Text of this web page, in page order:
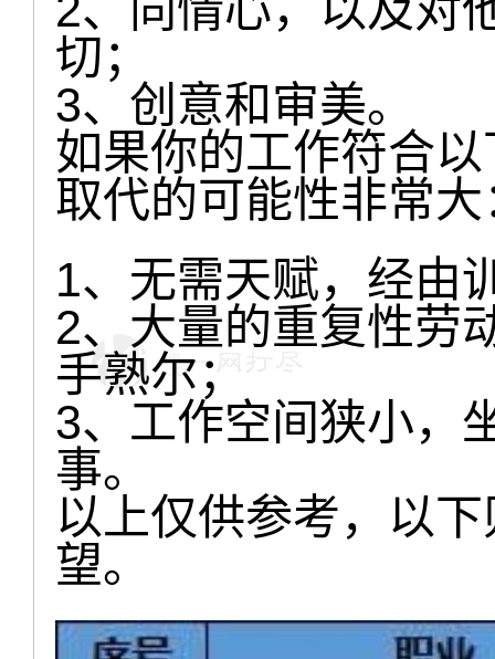
切；
3、创意和审美。
如果你的工作符合
取代的可能性非常大
1、无需天赋，经由
2、大量的重复性劳
手熟尔；
3、工作空间狭小，
事。
以上仅供参考，以
望。